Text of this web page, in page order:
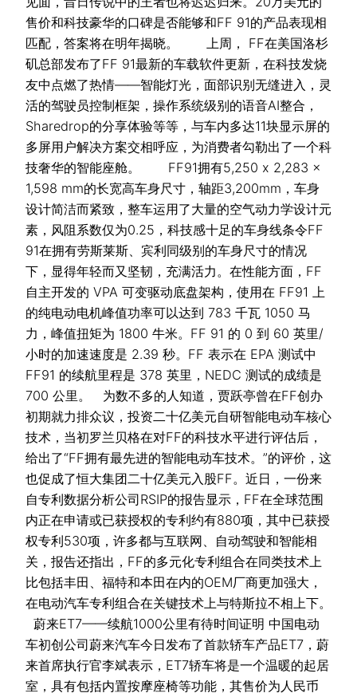
售价和科技豪华的口碑是否能够和FF 91的产品表现相
匹配，答案将在明年揭晓。 上周， FF在美国洛杉
矶总部发布了FF 91最新的车载软件更新，在科技发烧
友中点燃了热情——智能灯光，面部识别无缝进入，灵
活的驾驶员控制框架，操作系统级别的语音AI整合，
Sharedrop的分享体验等等，与车内多达11块显示屏的
多屏用户解决方案交相呼应，为消费者勾勒出了一个科
技奢华的智能座舱。 FF91拥有5,250 x 2,283 x
1,598 mm的长宽高车身尺寸，轴距3,200mm，车身
设计简洁而紧致，整车运用了大量的空气动力学设计元
素，风阻系数仅为0.25，科技感十足的车身线条令FF
91在拥有劳斯莱斯、宾利同级别的车身尺寸的情况
下，显得年轻而又坚韧，充满活力。在性能方面，FF
自主开发的 VPA 可变驱动底盘架构，使用在 FF91 上
的纯电动电机峰值功率可以达到 783 千瓦 1050 马
力，峰值扭矩为 1800 牛米。FF 91 的 0 到 60 英里/
小时的加速速度是 2.39 秒。FF 表示在 EPA 测试中
FF91 的续航里程是 378 英里，NEDC 测试的成绩是
700 公里。 为数不多的人知道，贾跃亭曾在FF创办
初期就力排众议，投资二十亿美元自研智能电动车核心
技术，当初罗兰贝格在对FF的科技水平进行评估后，
给出了“FF拥有最先进的智能电动车技术。”的评价，这
也促成了恒大集团二十亿美元入股FF。近日，一份来
自专利数据分析公司RSIP的报告显示，FF在全球范围
内正在申请或已获授权的专利约有880项，其中已获授
权专利530项，许多都与互联网、自动驾驶和智能相
关，报告还指出，FF的多元化专利组合在同类技术上
比包括丰田、福特和本田在内的OEM厂商更加强大，
在电动汽车专利组合在关键技术上与特斯拉不相上下。
蔚来ET7——续航1000公里有待时间证明 中国电动
车初创公司蔚来汽车今日发布了首款轿车产品ET7，蔚
来首席执行官李斌表示，ET7轿车将是一个温暖的起居
室，具有包括内置按摩座椅等功能，其售价为人民币